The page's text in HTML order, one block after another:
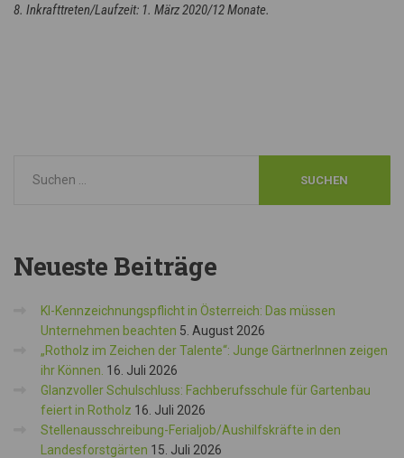
8. Inkrafttreten/Laufzeit: 1. März 2020/12 Monate.
Neueste Beiträge
KI-Kennzeichnungspflicht in Österreich: Das müssen
Unternehmen beachten 5. August 2026
„Rotholz im Zeichen der Talente“: Junge GärtnerInnen zeigen
ihr Können. 16. Juli 2026
Glanzvoller Schulschluss: Fachberufsschule für Gartenbau
feiert in Rotholz 16. Juli 2026
Stellenausschreibung-Ferialjob/Aushilfskräfte in den
Landesforstgärten 15. Juli 2026